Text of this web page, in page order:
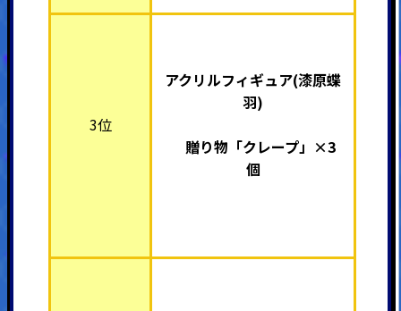
3位
アクリルフィギュア(漆原蝶
羽)
贈り物「クレープ」×3
個